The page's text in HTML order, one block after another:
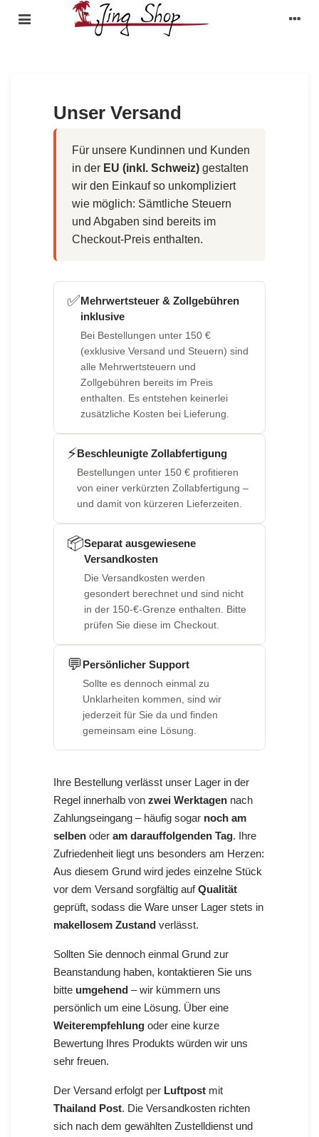
Unser Versand
Für unsere Kundinnen und Kunden
in der EU (inkl. Schweiz) gestalten
wir den Einkauf so unkompliziert
wie möglich: Sämtliche Steuern
und Abgaben sind bereits im
Checkout-Preis enthalten.
✅Mehrwertsteuer & Zollgebühren
inklusive
Bei Bestellungen unter 150 €
(exklusive Versand und Steuern) sind
alle Mehrwertsteuern und
Zollgebühren bereits im Preis
enthalten. Es entstehen keinerlei
zusätzliche Kosten bei Lieferung.
⚡Beschleunigte Zollabfertigung
Bestellungen unter 150 € profitieren
von einer verkürzten Zollabfertigung –
und damit von kürzeren Lieferzeiten.
📦Separat ausgewiesene
Versandkosten
Die Versandkosten werden
gesondert berechnet und sind nicht
in der 150-€-Grenze enthalten. Bitte
prüfen Sie diese im Checkout.
💬Persönlicher Support
Sollte es dennoch einmal zu
Unklarheiten kommen, sind wir
jederzeit für Sie da und finden
gemeinsam eine Lösung.
Ihre Bestellung verlässt unser Lager in der
Regel innerhalb von zwei Werktagen nach
Zahlungseingang – häufig sogar noch am
selben oder am darauffolgenden Tag. Ihre
Zufriedenheit liegt uns besonders am Herzen:
Aus diesem Grund wird jedes einzelne Stück
vor dem Versand sorgfältig aufQualität
geprüft, sodass die Ware unser Lager stets in
makellosem Zustand verlässt.
Sollten Sie dennoch einmal Grund zur
Beanstandung haben, kontaktieren Sie uns
bitte umgehend – wir kümmern uns
persönlich um eine Lösung. Über eine
Weiterempfehlung oder eine kurze
Bewertung Ihres Produkts würden wir uns
sehr freuen.
Der Versand erfolgt per Luftpost mit
Thailand Post. Die Versandkosten richten
sich nach dem gewählten Zustelldienst und